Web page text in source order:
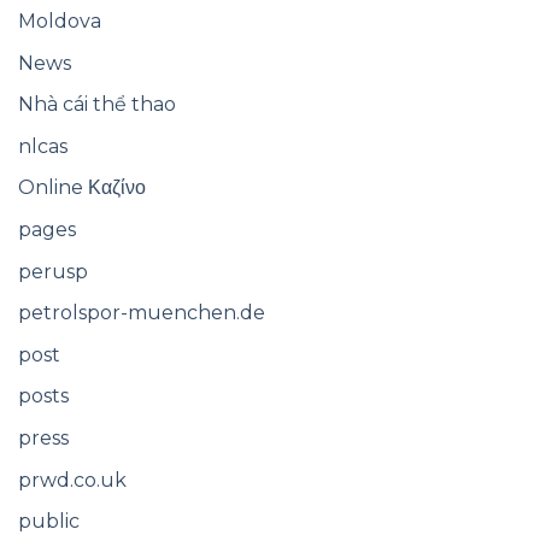
Moldova
News
Nhà cái thể thao
nlcas
Online Καζίνο
pages
perusp
petrolspor-muenchen.de
post
posts
press
prwd.co.uk
public